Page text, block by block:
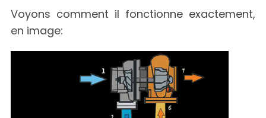
Voyons comment il fonctionne exactement,
en image: